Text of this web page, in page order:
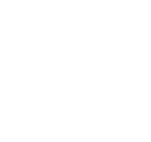
หมด: 7